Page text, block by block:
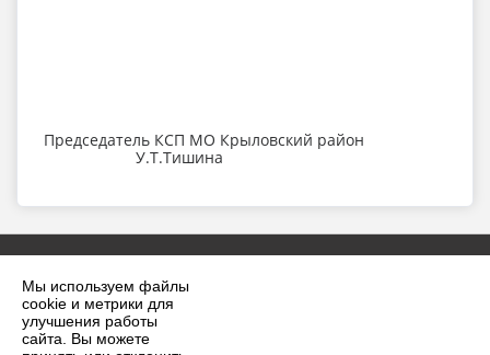
Мы используем файлы
cookie и метрики для
улучшения работы
сайта. Вы можете
Председатель КСП МО Крыловский район
У.Т.Тишина